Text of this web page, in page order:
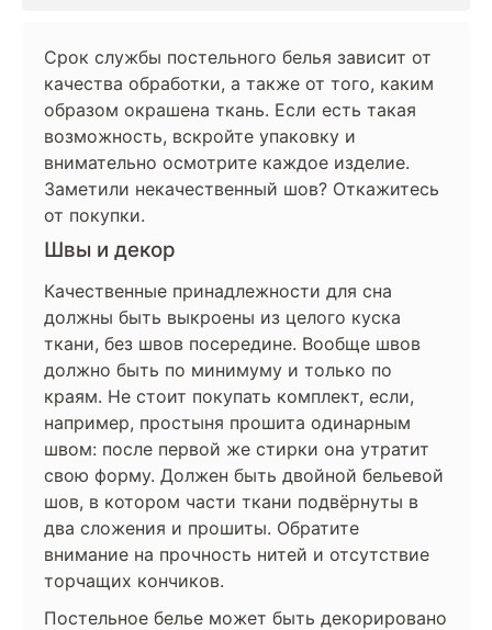
Срок службы постельного белья зависит от
качества обработки, а также от того, каким
образом окрашена ткань. Если есть такая
возможность, вскройте упаковку и
внимательно осмотрите каждое изделие.
Заметили некачественный шов? Откажитесь
от покупки.
Швы и декор
Качественные принадлежности для сна
должны быть выкроены из целого куска
ткани, без швов посередине. Вообще швов
должно быть по минимуму и только по
краям. Не стоит покупать комплект, если,
например, простыня прошита одинарным
швом: после первой же стирки она утратит
свою форму. Должен быть двойной бельевой
шов, в котором части ткани подвёрнуты в
два сложения и прошиты. Обратите
внимание на прочность нитей и отсутствие
торчащих кончиков.
Постельное белье может быть декорировано